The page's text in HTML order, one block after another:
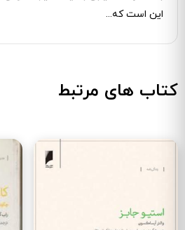
این است که...
کتاب های مرتبط